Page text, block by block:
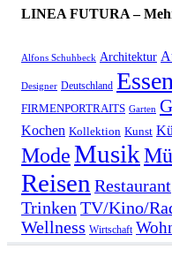
LINEA FUTURA –
Alfons Schuhbeck Architektur
Designer Deutschland
FIRMENPORTRAITS Garten
Kochen Kollektion Kunst
ModeMusik
Reisen Restaurant
TrinkenTV/Kino/
Wellness Wirtschaft